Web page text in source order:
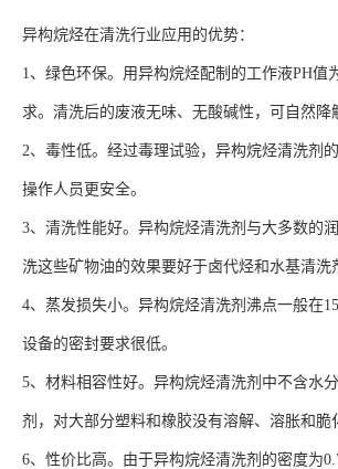
异构烷烃在清洗行业应用的优势：
1、绿色环保。用异构烷烃配制的工作液PH
求。清洗后的废液无味、无酸碱性，可自然
2、毒性低。经过毒理试验，异构烷烃清洗剂
操作人员更安全。
3、清洗性能好。异构烷烃清洗剂与大多数的
洗这些矿物油的效果要好于卤代烃和水基清洗
4、蒸发损失小。异构烷烃清洗剂沸点一般在
设备的密封要求很低。
5、材料相容性好。异构烷烃清洗剂中不含水
剂，对大部分塑料和橡胶没有溶解、溶胀和脆
6、性价比高。由于异构烷烃清洗剂的密度为